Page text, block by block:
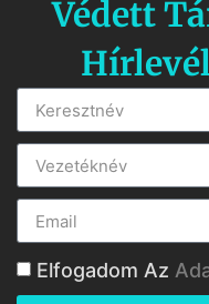
Védett
Elfogadom Az